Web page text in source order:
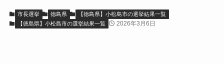
市長選挙 徳島県
【徳島県】小松島市の選挙結果一覧
【徳島県】小松島市の選挙結果一覧
2026年3月6日